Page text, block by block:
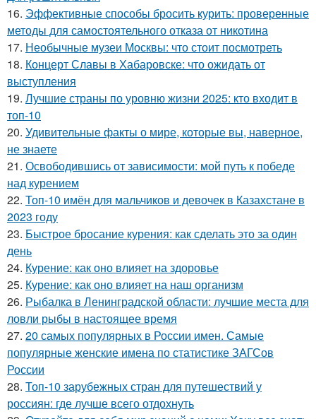
16. Эффективные способы бросить курить: проверенные
методы для самостоятельного отказа от никотина
17. Необычные музеи Москвы: что стоит посмотреть
18. Концерт Славы в Хабаровске: что ожидать от
выступления
19. Лучшие страны по уровню жизни 2025: кто входит в
топ-10
20. Удивительные факты о мире, которые вы, наверное,
не знаете
21. Освободившись от зависимости: мой путь к победе
над курением
22. Топ-10 имён для мальчиков и девочек в Казахстане в
2023 году
23. Быстрое бросание курения: как сделать это за один
день
24. Курение: как оно влияет на здоровье
25. Курение: как оно влияет на наш организм
26. Рыбалка в Ленинградской области: лучшие места для
ловли рыбы в настоящее время
27. 20 самых популярных в России имен. Самые
популярные женские имена по статистике ЗАГСов
России
28. Топ-10 зарубежных стран для путешествий у
россиян: где лучше всего отдохнуть